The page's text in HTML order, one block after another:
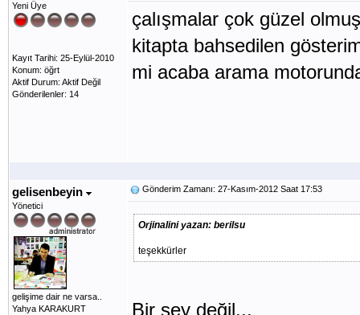
Yeni Üye
Kayıt Tarihi: 25-Eylül-2010
Konum: öğrt
Aktif Durum: Aktif Değil
Gönderilenler: 14
çalışmalar çok güzel
kitapta bahsedilen
mi acaba arama
gelisenbeyin
Yönetici
gelişime dair ne varsa..
Yahya KARAKURT
Gönderim Zamanı: 27-Kasım-2012 Saat 17:53
Orjinalini yazan: berilsu
teşekkürler
Bir şey değil...